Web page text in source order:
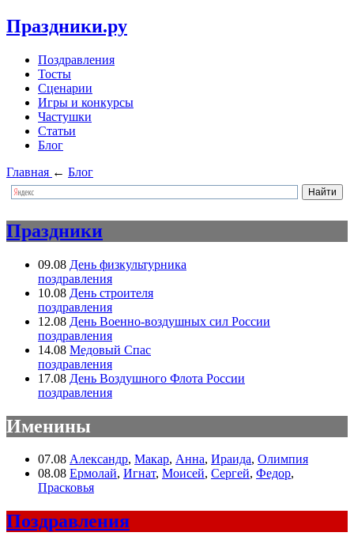
Праздники.ру
Поздравления
Тосты
Сценарии
Игры и конкурсы
Частушки
Статьи
Блог
Главная ← Блог
Праздники
09.08 День физкультурника
поздравления
10.08 День строителя
поздравления
12.08 День Военно-воздушных сил России
поздравления
14.08 Медовый Спас
поздравления
17.08 День Воздушного Флота России
поздравления
Именины
07.08 Александр, Макар, Анна, Ираида, Олимпия
08.08 Ермолай, Игнат, Моисей, Сергей, Федор,
Прасковья
Поздравления